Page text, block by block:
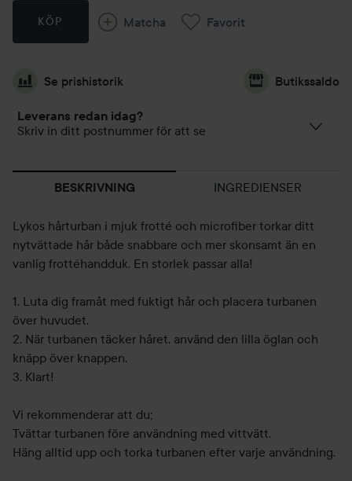
KÖP Matcha Favorit
Se prishistorik Butikssaldo
Leverans redan idag?
Skriv in ditt postnummer för att se
BESKRIVNING INGREDIENSER
Lykos hårturban i mjuk frotté och microfiber torkar ditt
nytvättade hår både snabbare och mer skonsamt än en
vanlig frottéhandduk. En storlek passar alla!
1. Luta dig framåt med fuktigt hår och placera turbanen
över huvudet.
2. När turbanen täcker håret, använd den lilla öglan och
knäpp över knappen.
3. Klart!
Vi rekommenderar att du;
Tvättar turbanen före användning med vittvätt.
Häng alltid upp och torka turbanen efter varje användning.